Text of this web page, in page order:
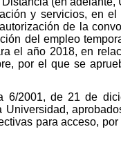
y servicios, en el
de la
del empleo
el año 2018, en
por el que se
6/2001, de 21 de
para acceso, por